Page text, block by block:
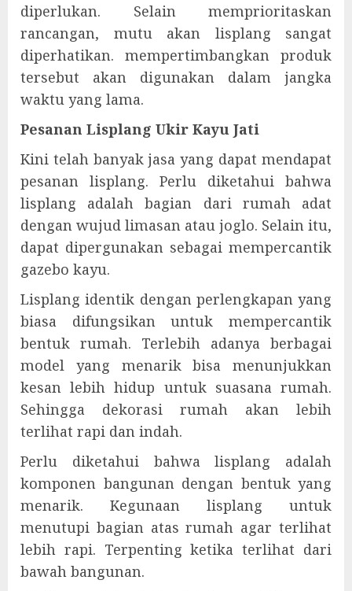
diperlukan. Selain memprioritaskan
rancangan, mutu akan lisplang sangat
diperhatikan. mempertimbangkan produk
tersebut akan digunakan dalam jangka
waktu yang lama.
Pesanan Lisplang Ukir Kayu Jati
Kini telah banyak jasa yang dapat mendapat
pesanan lisplang. Perlu diketahui bahwa
lisplang adalah bagian dari rumah adat
dengan wujud limasan atau joglo. Selain itu,
dapat dipergunakan sebagai mempercantik
gazebo kayu.
Lisplang identik dengan perlengkapan yang
biasa difungsikan untuk mempercantik
bentuk rumah. Terlebih adanya berbagai
model yang menarik bisa menunjukkan
kesan lebih hidup untuk suasana rumah.
Sehingga dekorasi rumah akan lebih
terlihat rapi dan indah.
Perlu diketahui bahwa lisplang adalah
komponen bangunan dengan bentuk yang
menarik. Kegunaan lisplang untuk
menutupi bagian atas rumah agar terlihat
lebih rapi. Terpenting ketika terlihat dari
bawah bangunan.